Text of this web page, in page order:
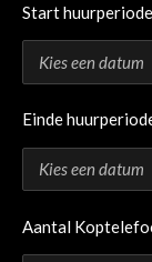
Start
Einde
Aantal